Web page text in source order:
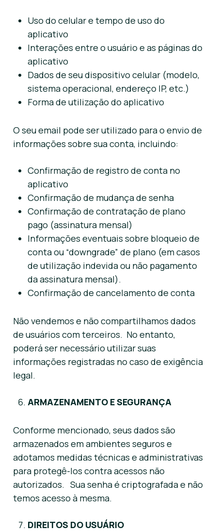
Uso do celular e tempo de uso do
aplicativo
Interações entre o usuário e as páginas do
aplicativo
Dados de seu dispositivo celular (modelo,
sistema operacional, endereço IP, etc.)
Forma de utilização do aplicativo
O seu email pode ser utilizado para o envio de
informações sobre sua conta, incluindo:
Confirmação de registro de conta no
aplicativo
Confirmação de mudança de senha
Confirmação de contratação de plano
pago (assinatura mensal)
Informações eventuais sobre bloqueio de
conta ou “downgrade” de plano (em casos
de utilização indevida ou não pagamento
da assinatura mensal).
Confirmação de cancelamento de conta
Não vendemos e não compartilhamos dados
de usuários com terceiros. No entanto,
poderá ser necessário utilizar suas
informações registradas no caso de exigência
legal.
ARMAZENAMENTO E SEGURANÇA
Conforme mencionado, seus dados são
armazenados em ambientes seguros e
adotamos medidas técnicas e administrativas
para protegê-los contra acessos não
autorizados. Sua senha é criptografada e não
temos acesso à mesma.
DIREITOS DO USUÁRIO